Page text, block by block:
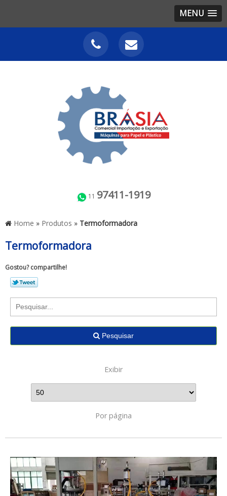
MENU
11 97411-1919
Home » Produtos » Termoformadora
Termoformadora
Gostou? compartilhe!
Pesquisar
Exibir
Por página